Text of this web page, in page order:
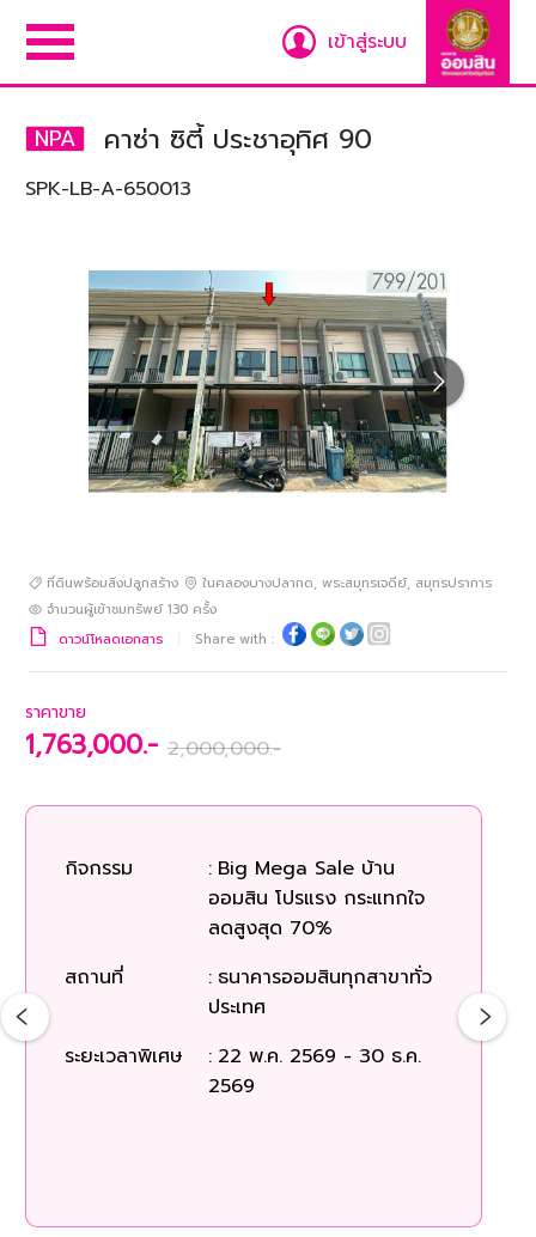
เข้าสู่ระบบ
NPA คาซ่า ซิตี้ ประชาอุทิศ 90
SPK-LB-A-650013
ที่ดินพร้อมสิ่งปลูกสร้าง ในคลองบางปลากด, พระสมุทรเจดีย์, สมุทรปราการ
จำนวนผู้เข้าชมทรัพย์ 130 ครั้ง
ดาวน์โหลดเอกสาร
Share with :
ราคาขาย
1,763,000.- 2,000,000.-
กิจกรรม : Big Mega Sale บ้าน
ออมสิน โปรแรง กระแทกใจ
ลดสูงสุด 70%
สถานที่
: ธนาคารออมสินทุกสาขาทั่ว
ประเทศ
ระยะเวลาพิเศษ
: 22 พ.ค. 2569 - 30 ธ.ค.
2569